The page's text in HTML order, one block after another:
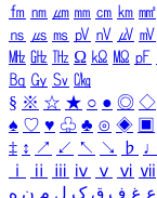
㎙ ㎚ ㎛ ㎜ ㎝ ㎞ ㎟
㎱ ㎲ ㎳ ㎴ ㎵ ㎶ ㎷
㎒ ㎓ ㎔ Ω ㏀ ㏁ ㎊
㏃ ㏉ ㏜ ㏆
§ ※ ☆ ★ ○ ● ◎ ◇
♠ ♡ ♥ ♧ ♣ ⊙ ◈ ▣
‡ ↕ ↗ ↙ ↖ ↘ ♭ ♩
ⅰ
ⅱ ⅲ ⅳ ⅴ ⅵ ⅶ
ع غ ف ق ک ل م ن ه